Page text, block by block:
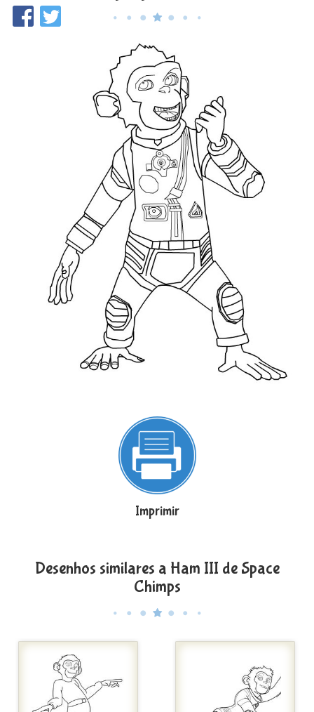
Imprimir
Desenhos similares a Ham III de Space
Chimps